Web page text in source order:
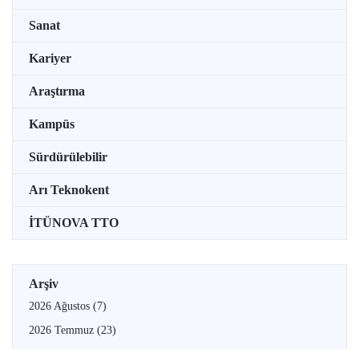
Sanat
Kariyer
Araştırma
Kampüs
Sürdürülebilir
Arı Teknokent
İTÜNOVA TTO
Arşiv
2026 Ağustos (7)
2026 Temmuz (23)